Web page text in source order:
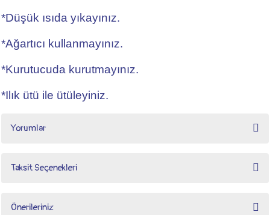
*Düşük ısıda yıkayınız.
*Ağartıcı kullanmayınız.
*Kurutucuda kurutmayınız.
*Ilık ütü ile ütüleyiniz.
Yorumlar
Taksit Seçenekleri
Önerileriniz